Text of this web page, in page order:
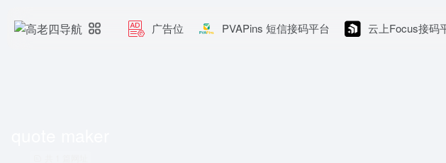
广告位 PVAPins 短信接码平台 云上Focus接码